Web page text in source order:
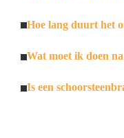
Hoe lang duurt het
Wat moet ik doen
Is een